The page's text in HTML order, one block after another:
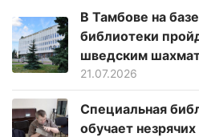
В Тамбове на
библиотеки
шведским
21.07.2026
Специальная
обучает